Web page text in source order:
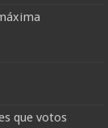
que votos